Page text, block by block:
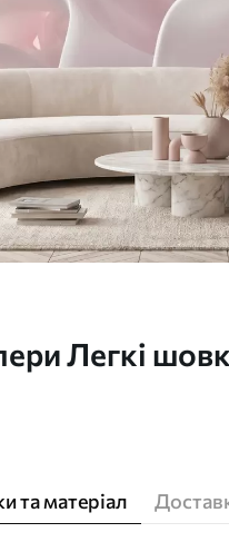
Легкі
та матеріал